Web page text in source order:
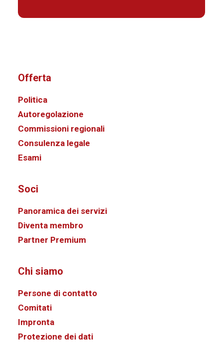
Offerta
Politica
Autoregolazione
Commissioni regionali
Consulenza legale
Esami
Soci
Panoramica dei servizi
Diventa membro
Partner Premium
Chi siamo
Persone di contatto
Comitati
Impronta
Protezione dei dati